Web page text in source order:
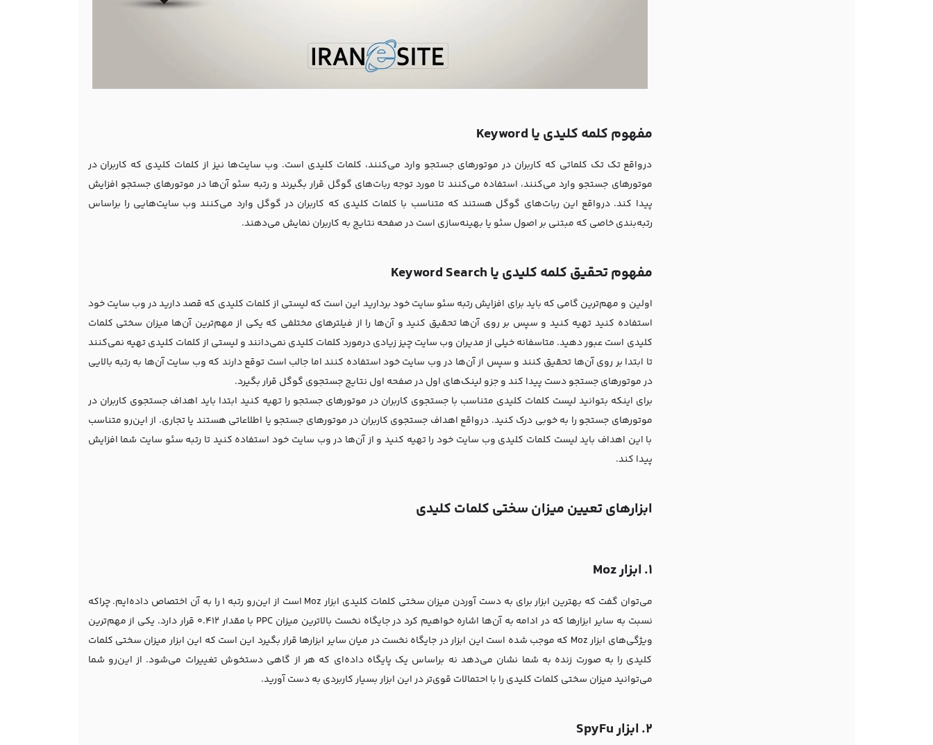
مفهوم کلمه کلیدی یا Keyword
درواقع تک تک کلماتی که کاربران در موتورهای جستجو وارد می‌کنند، کلمات کلیدی است. وب سایت‌ها نیز از کلمات کلیدی که کاربران در
موتورهای جستجو وارد می‌کنند، استفاده می‌کنند تا مورد توجه ربات‌های گوگل قرار بگیرند و رتبه سئو آن‌ها در موتورهای جستجو افزایش
پیدا کند. درواقع این ربات‌های گوگل هستند که متناسب با کلمات کلیدی که کاربران در گوگل وارد می‌کنند وب سایت‌هایی را براساس
رتبه‌بندی خاصی که مبتنی بر اصول سئو یا بهینه‌سازی است در صفحه نتایج به کاربران نمایش می‌دهند.
مفهوم تحقیق کلمه کلیدی یا Keyword Search
اولین و مهم‌ترین گامی که باید برای افزایش رتبه سئو سایت خود بردارید این است که لیستی از کلمات کلیدی که قصد دارید در وب سایت خود
استفاده کنید تهیه کنید و سپس بر روی آن‌ها تحقیق کنید و آن‌ها را از فیلترهای مختلفی که یکی از مهم‌ترین آن‌ها میزان سختی کلمات
کلیدی است عبور دهید. متاسفانه خیلی از مدیران وب سایت چیز زیادی درمورد کلمات کلیدی نمی‌دانند و لیستی از کلمات کلیدی تهیه نمی‌کنند
تا ابتدا بر روی آن‌ها تحقیق کنند و سپس از آن‌ها در وب سایت خود استفاده کنند اما جالب است توقع دارند که وب سایت‌ آن‌ها به رتبه بالایی
در موتورهای جستجو دست پیدا کند و جزو لینک‌های اول در صفحه اول نتایج جستجوی گوگل قرار بگیرد.
برای اینکه بتوانید لیست کلمات کلیدی متناسب با جستجوی کاربران در موتورهای جستجو را تهیه کنید ابتدا باید اهداف جستجوی کاربران در
موتورهای جستجو را به خوبی درک کنید. درواقع اهداف جستجوی کاربران در موتورهای جستجو یا اطلاعاتی هستند یا تجاری. از این‌رو متناسب
با این اهداف باید لیست کلمات کلیدی وب سایت خود را تهیه کنید و از آن‌ها در وب سایت خود استفاده کنید تا رتبه سئو سایت شما افزایش
پیدا کند.
ابزارهای تعیین میزان سختی کلمات کلیدی
1. ابزار Moz
می‌توان گفت که بهترین ابزار برای به دست آوردن میزان سختی کلمات کلیدی ابزار Moz است از این‌رو رتبه 1 را به آن اختصاص داده‌ایم. چراکه
نسبت به سایر ابزارها که در ادامه به آن‌ها اشاره خواهیم کرد در جایگاه نخست بالاترین میزان PPC با مقدار 0.412 قرار دارد. یکی از مهم‌ترین
ویژگی‌های ابزار Moz که موجب شده است این ابزار در جایگاه نخست در میان سایر ابزارها قرار بگیرد این است که این ابزار میزان سختی کلمات
کلیدی را به صورت زنده به شما نشان می‌دهد نه براساس یک پایگاه داده‌ای که هر از گاهی دستخوش تغییرات می‌شود. از این‌رو شما
می‌توانید میزان سختی کلمات کلیدی را با احتمالات قوی‌تر در این ابزار بسیار کاربردی به دست آورید.
2. ابزار SpyFu